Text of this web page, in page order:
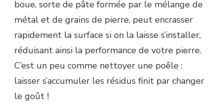
boue, sorte de pâte formée par le mélange de
métal et de grains de pierre, peut encrasser
rapidement la surface si on la laisse s’installer,
réduisant ainsi la performance de votre pierre.
C’est un peu comme nettoyer une poêle :
laisser s’accumuler les résidus finit par changer
le goût !